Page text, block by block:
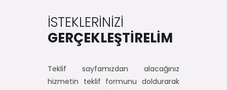
İSTEKLERİNİZİ
GERÇEKLEŞTİRELİM
Teklif sayfamızdan alacağınız
hizmetin teklif formunu doldurarak